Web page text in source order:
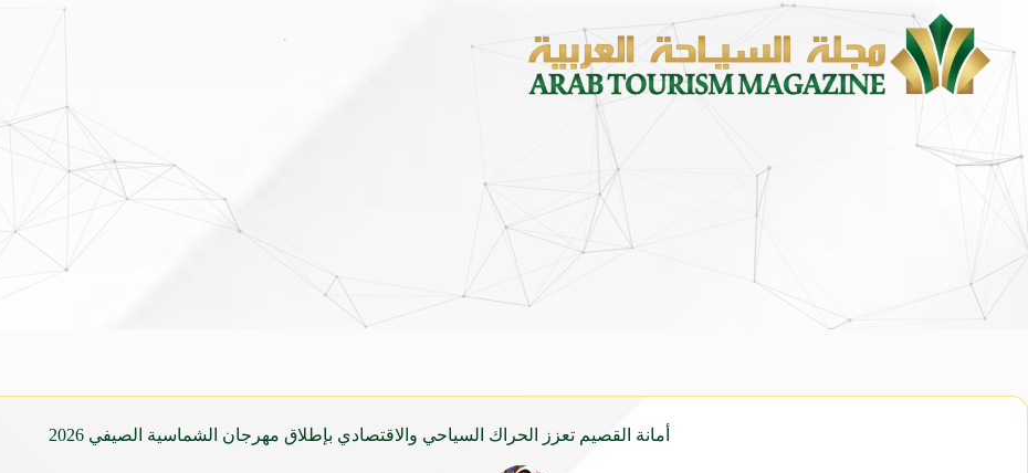
مهرجان الأطاولة التراثي يجمع الشاعر
أمانة القصيم تعزز الحراك السياحي والاقتصادي بإطلاق مهرجان الشماسية الصيفي 2026